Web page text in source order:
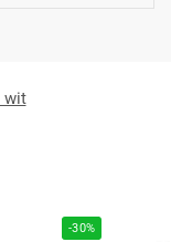
wit
-30%